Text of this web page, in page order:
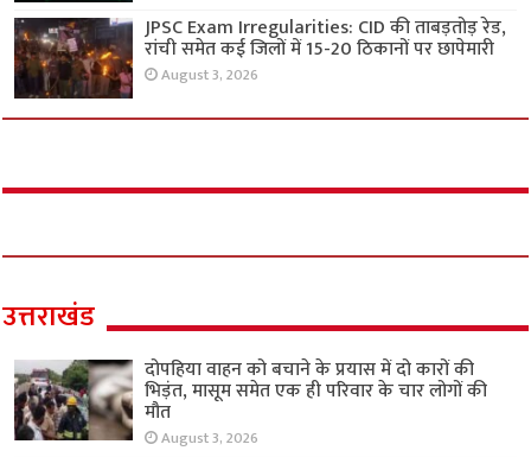
JPSC Exam Irregularities: CID की ताबड़तोड़ रेड,
रांची समेत कई जिलों में 15-20 ठिकानों पर छापेमारी
August 3, 2026
उत्तराखंड
दोपहिया वाहन को बचाने के प्रयास में दो कारों की
भिड़ंत, मासूम समेत एक ही परिवार के चार लोगों की
मौत
August 3, 2026